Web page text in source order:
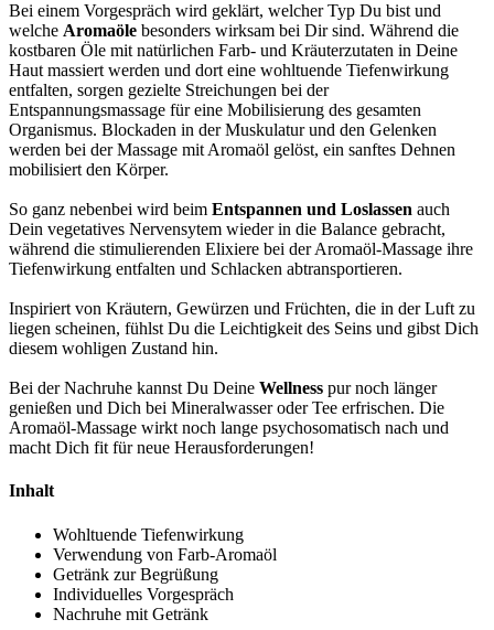
Bei einem Vorgespräch wird geklärt, welcher Typ Du bist und
welche Aromaöle besonders wirksam bei Dir sind. Während die
kostbaren Öle mit natürlichen Farb- und Kräuterzutaten in Deine
Haut massiert werden und dort eine wohltuende Tiefenwirkung
entfalten, sorgen gezielte Streichungen bei der
Entspannungsmassage für eine Mobilisierung des gesamten
Organismus. Blockaden in der Muskulatur und den Gelenken
werden bei der Massage mit Aromaöl gelöst, ein sanftes Dehnen
mobilisiert den Körper.
So ganz nebenbei wird beim Entspannen und Loslassen auch
Dein vegetatives Nervensytem wieder in die Balance gebracht,
während die stimulierenden Elixiere bei der Aromaöl-Massage ihre
Tiefenwirkung entfalten und Schlacken abtransportieren.
Inspiriert von Kräutern, Gewürzen und Früchten, die in der Luft zu
liegen scheinen, fühlst Du die Leichtigkeit des Seins und gibst Dich
diesem wohligen Zustand hin.
Bei der Nachruhe kannst Du Deine Wellness pur noch länger
genießen und Dich bei Mineralwasser oder Tee erfrischen. Die
Aromaöl-Massage wirkt noch lange psychosomatisch nach und
macht Dich fit für neue Herausforderungen!
Inhalt
Wohltuende Tiefenwirkung
Verwendung von Farb-Aromaöl
Getränk zur Begrüßung
Individuelles Vorgespräch
Nachruhe mit Getränk